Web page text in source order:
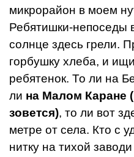
микрорайон в моем
Ребятишки-непоседы
солнце здесь грели.
горбушку хлеба, и
ребятенок. То ли на
ли на Малом Каране
зовет­ся), то ли вот
метре от села. Кто с
нитку на тихой